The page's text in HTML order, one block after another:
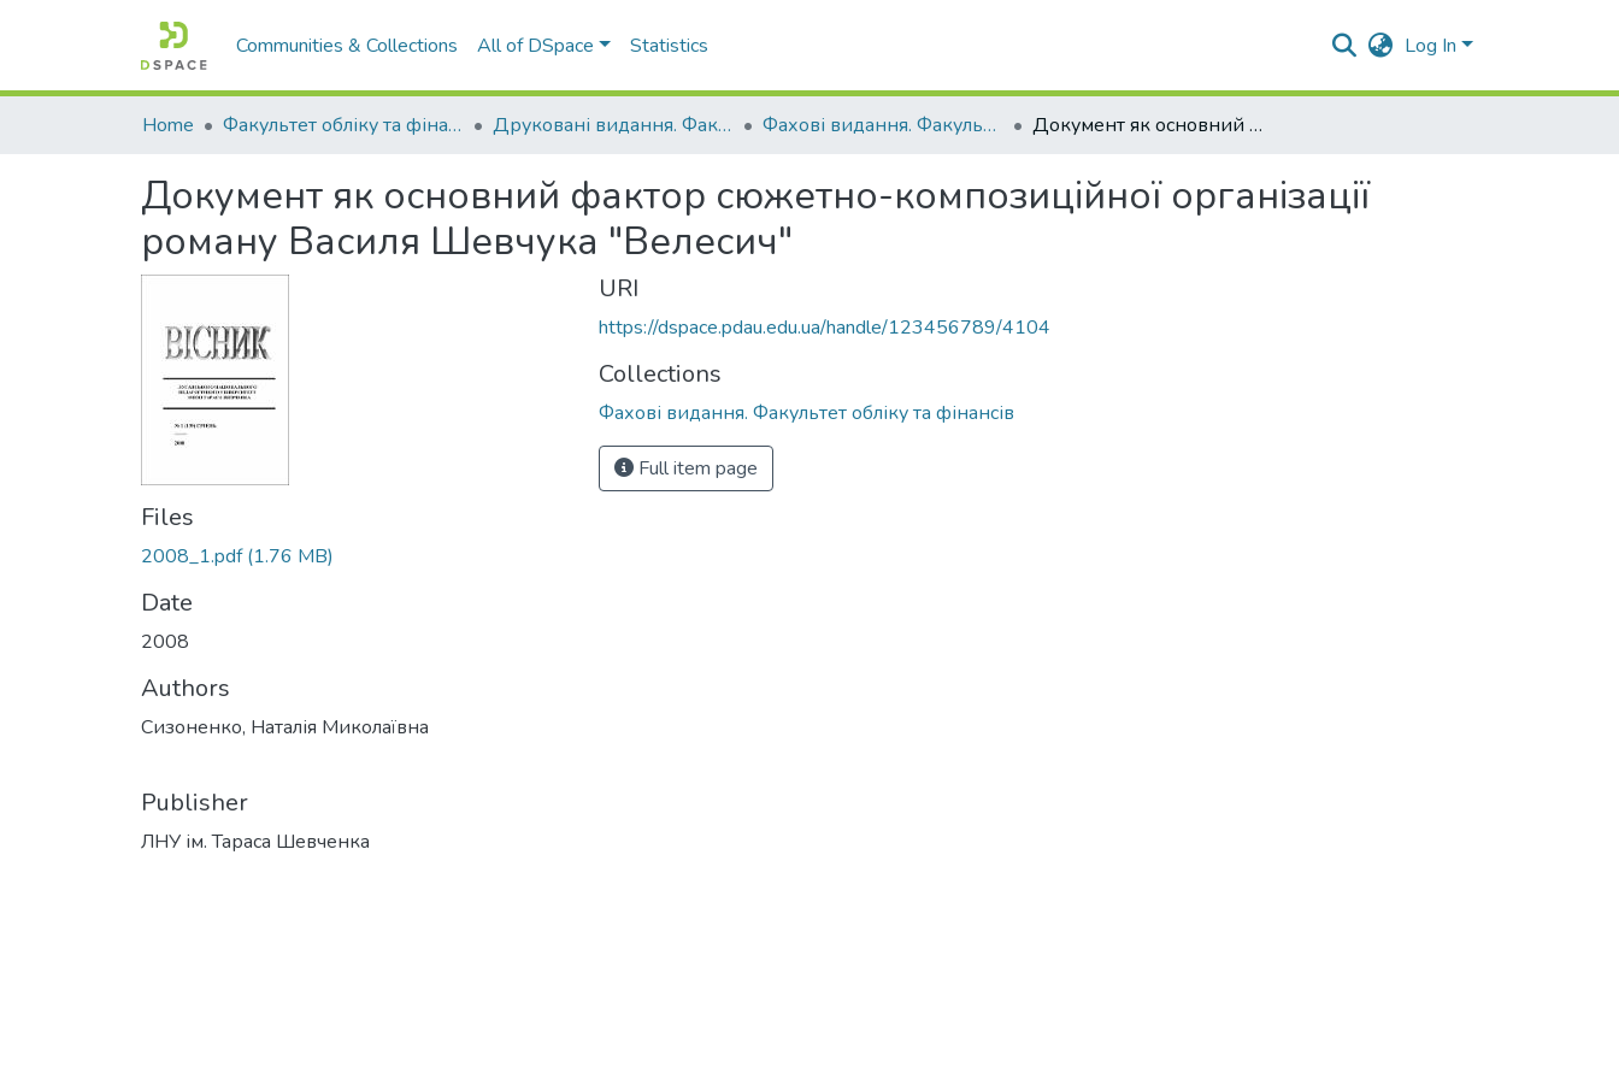
Communities & Collections All of DSpace Statistics Log In
Home Факультет обліку та фінансів Друковані видання. Факультет обліку та фінансів Фахові видання. Факультет обліку та фінансів Документ як основний фактор сюжетно-композиційної організації роману Василя Шевчука "Велесич"
Документ як основний фактор сюжетно-композиційної організації
роману Василя Шевчука "Велесич"
Files
2008_1.pdf(1.76 MB)
Date
2008
Authors
Сизоненко, Наталія Миколаївна
Publisher
ЛНУ ім. Тараса Шевченка
URI
https://dspace.pdau.edu.ua/handle/123456789/4104
Collections
Фахові видання. Факультет обліку та фінансів
Full item page